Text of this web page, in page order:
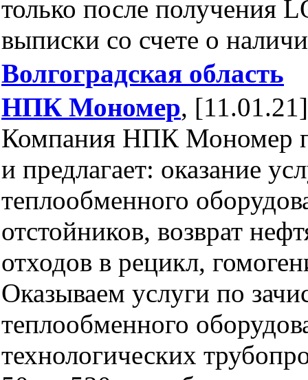
только после получения
выписки со счете о
Волгоградская область
НПК Мономер, [11.01.21]
Компания НПК Мономер
и предлагает: оказание
теплообменного
отстойников, возврат
отходов в рецикл,
Оказываем услуги по
теплообменного
технологических